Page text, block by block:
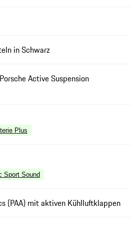
in Schwarz
Active Suspension
Plus
Sport Sound
(PAA) mit aktiven Kühlluftklappen